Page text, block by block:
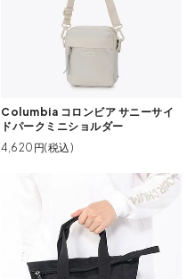
Columbia コロンビア サニーサイ
ドパークミニショルダー
4,620円(税込)